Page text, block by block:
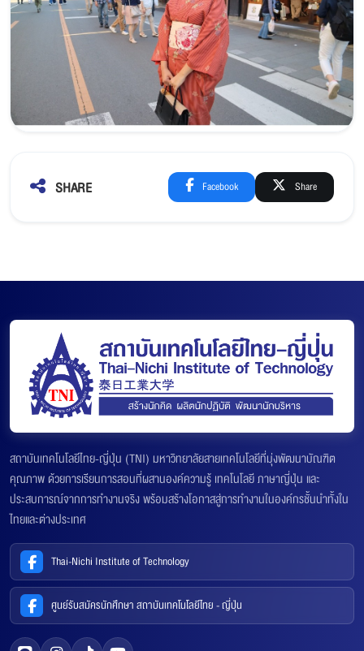
SHARE Facebook Share
สถาบันเทคโนโลยีไทย-ญี่ปุ่น (TNI) มหาวิทยาลัยสายเทคโนโลยีที่มุ่งพัฒนาบัณฑิต
คุณภาพ ด้วยการเรียนการสอนที่ผสานองค์ความรู้ เทคโนโลยี ภาษาญี่ปุ่น และ
ประสบการณ์จากการทำงานจริง พร้อมสร้างโอกาสสู่การทำงานในองค์กรชั้นนำทั้งใน
ไทยและต่างประเทศ
Thai-Nichi Institute of Technology
ศูนย์รับสมัครนักศึกษา สถาบันเทคโนโลยีไทย - ญี่ปุ่น